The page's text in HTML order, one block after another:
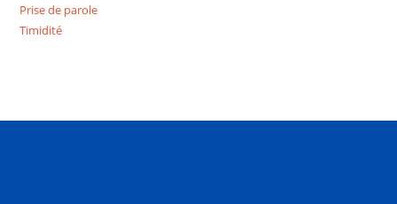
Prise de parole
Timidité